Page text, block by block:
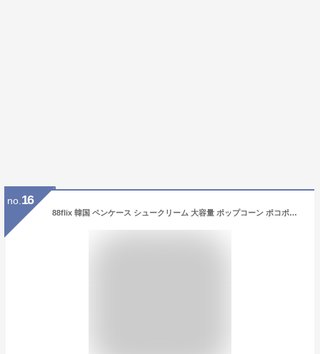
no. 16
88flix 韓国 ペンケース シュークリーム 大容量 ポップコーン ポコポコ ポーチ 小物入れ マルチポーチ (ホワイト)